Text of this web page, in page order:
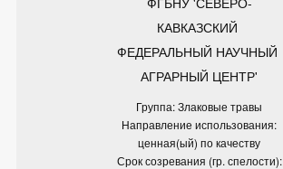
КАВКАЗСКИЙ
ФЕДЕРАЛЬНЫЙ НАУЧНЫЙ
АГРАРНЫЙ ЦЕНТР'
Группа: Злаковые травы
Направление использования:
ценная(ый) по качеству
Срок созревания (гр. спелости):